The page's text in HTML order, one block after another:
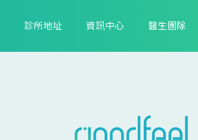
診所地址 資訊中心 醫生團隊